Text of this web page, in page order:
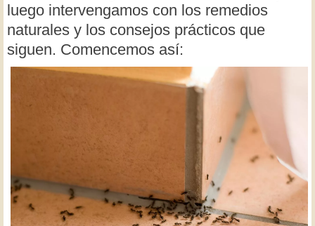
luego intervengamos con los remedios
naturales y los consejos prácticos que
siguen. Comencemos así: